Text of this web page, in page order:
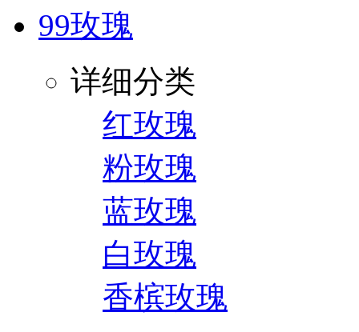
99玫瑰
详细分类
红玫瑰
粉玫瑰
蓝玫瑰
白玫瑰
香槟玫瑰